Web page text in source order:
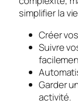
simplifier la
Créer
Suivre
Garder
activité.